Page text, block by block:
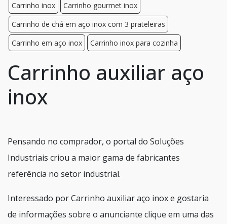
Carrinho inox
Carrinho gourmet inox
Carrinho de chá em aço inox com 3 prateleiras
Carrinho em aço inox
Carrinho inox para cozinha
Carrinho auxiliar aço
inox
Pensando no comprador, o portal do Soluções
Industriais criou a maior gama de fabricantes
referência no setor industrial.
Interessado por Carrinho auxiliar aço inox e gostaria
de informações sobre o anunciante clique em uma das